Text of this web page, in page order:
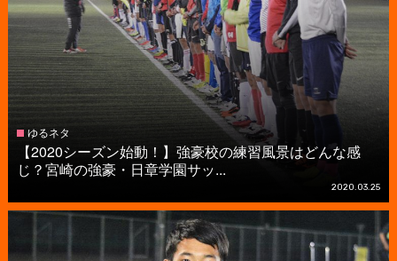
ゆるネタ
【2020シーズン始動！】強豪校の練習風景はどんな感
じ？宮崎の強豪・日章学園サッ...
2020.03.25